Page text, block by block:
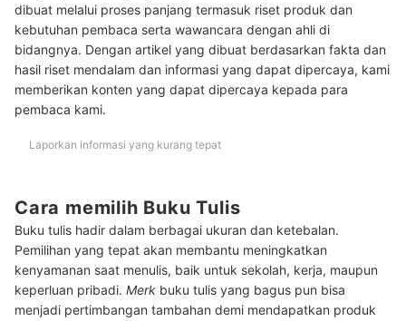
dibuat melalui proses panjang termasuk riset produk dan
kebutuhan pembaca serta wawancara dengan ahli di
bidangnya. Dengan artikel yang dibuat berdasarkan fakta dan
hasil riset mendalam dan informasi yang dapat dipercaya, kami
memberikan konten yang dapat dipercaya kepada para
pembaca kami.
Laporkan informasi yang kurang tepat
Cara memilih Buku Tulis
Buku tulis hadir dalam berbagai ukuran dan ketebalan.
Pemilihan yang tepat akan membantu meningkatkan
kenyamanan saat menulis, baik untuk sekolah, kerja, maupun
keperluan pribadi. Merk buku tulis yang bagus pun bisa
menjadi pertimbangan tambahan demi mendapatkan produk